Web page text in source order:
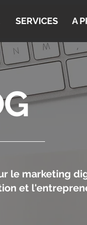
SERVICES A
le marketing
et